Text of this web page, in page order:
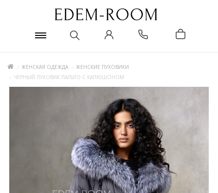
ЖЕНСКАЯ ОДЕЖДА
ЖЕНСКИЕ ПУХОВИКИ
ЧЁРНЫЙ ПУХОВИК ПАЛЬТО С КАПЮШОНОМ